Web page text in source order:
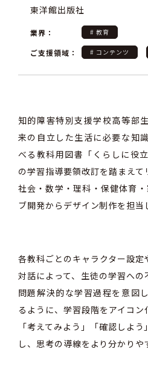
東洋館出版社
業界： # 教育
ご支援領域： # コンテンツ
知的障害特別支援学校高等部
来の自立した生活に必要な知
べる教科用図書「くらしに役
の学習指導要領改訂を踏まえて
社会・数学・理科・保健体育
ブ開発からデザイン制作を担当
各教科ごとのキャラクター設
対話によって、生徒の学習への
問題解決的な学習過程を意図
るように、学習段階をアイコン
「考えてみよう」「確認しよ
し、思考の導線をより分かりや